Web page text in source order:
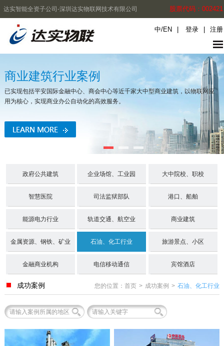
达实智能全资子公司-深圳达实物联网技术有限公司 股票代码：002421
中/EN 登录 注册
商业建筑行业案例
已实现包括平安国际金融中心、商会中心等近千家大中型商业建筑，以物联网应
用为核心，实现商业办公自动化的高效服务。
政府公共建筑 企业场馆、工业园 大中院校、职校
智慧医院 司法监狱部队 港口、船舶
能源电力行业 轨道交通、航空业 商业建筑
金属资源、钢铁、矿业 石油、化工行业 旅游景点、小区
金融商业机构 电信移动通信 宾馆酒店
成功案例 您的位置：首页 > 成功案例 > 石油、化工行业